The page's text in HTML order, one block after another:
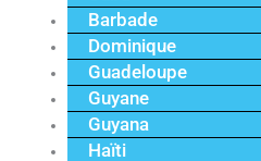
Barbade
Dominique
Guadeloupe
Guyane
Guyana
Haïti